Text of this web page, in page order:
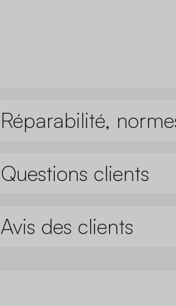
Réparabilité,
Questions clients
Avis des clients